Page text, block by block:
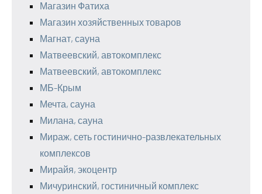
Магазин Фатиха
Магазин хозяйственных товаров
Магнат, сауна
Матвеевский, автокомплекс
Матвеевский, автокомплекс
МБ-Крым
Мечта, сауна
Милана, сауна
Мираж, сеть гостинично-развлекательных
комплексов
Мирайя, экоцентр
Мичуринский, гостиничный комплекс